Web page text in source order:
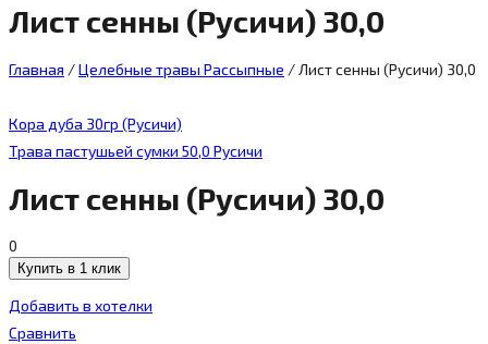
Лист сенны (Русичи) 30,0
Главная /Целебные травы Рассыпные /Лист сенны (Русичи) 30,0
Кора дуба 30гр (Русичи)
Трава пастушьей сумки 50,0 Русичи
Лист сенны (Русичи) 30,0
0
Купить в 1 клик
Добавить в хотелки
Сравнить